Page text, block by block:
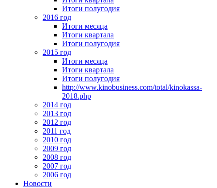
Итоги полугодия
2016 год
Итоги месяца
Итоги квартала
Итоги полугодия
2015 год
Итоги месяца
Итоги квартала
Итоги полугодия
http://www.kinobusiness.com/total/kinokassa-
2018.php
2014 год
2013 год
2012 год
2011 год
2010 год
2009 год
2008 год
2007 год
2006 год
Новости